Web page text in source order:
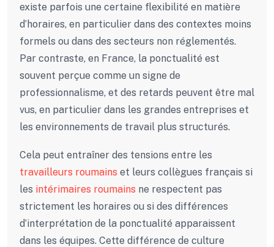
existe parfois une certaine flexibilité en matière
d’horaires, en particulier dans des contextes moins
formels ou dans des secteurs non réglementés.
Par contraste, en France, la ponctualité est
souvent perçue comme un signe de
professionnalisme, et des retards peuvent être mal
vus, en particulier dans les grandes entreprises et
les environnements de travail plus structurés.
Cela peut entraîner des tensions entre les
travailleurs roumains et leurs collègues français si
les intérimaires roumains ne respectent pas
strictement les horaires ou si des différences
d’interprétation de la ponctualité apparaissent
dans les équipes. Cette différence de culture